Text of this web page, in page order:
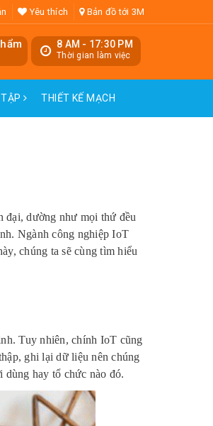
Yêu thích Bản đồ tới 3M
8 AM - 17:30 PM
Thời gian làm việc
TẬP THIẾT KẾ MẠCH
đại, dường như mọi thứ đều
Ngành công nghiệp IoT
chúng ta sẽ cùng tìm hiểu
Tuy nhiên, chính IoT cũng
ghi lại dữ liệu nên chúng
dùng hay tổ chức nào đó.